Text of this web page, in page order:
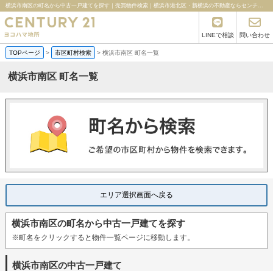
横浜市南区の町名から中古一戸建てを探す｜売買物件検索｜横浜市港北区・新横浜の不動産ならセンチュリー21ヨコハマ地所
LINEで相談 問い合わせ
TOPページ > 市区町村検索 > 横浜市南区 町名一覧
横浜市南区 町名一覧
エリア選択画面へ戻る
横浜市南区の町名から中古一戸建てを探す
※町名をクリックすると物件一覧ページに移動します。
横浜市南区の中古一戸建て